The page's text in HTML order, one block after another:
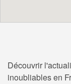
Découvrir
inoubliables en